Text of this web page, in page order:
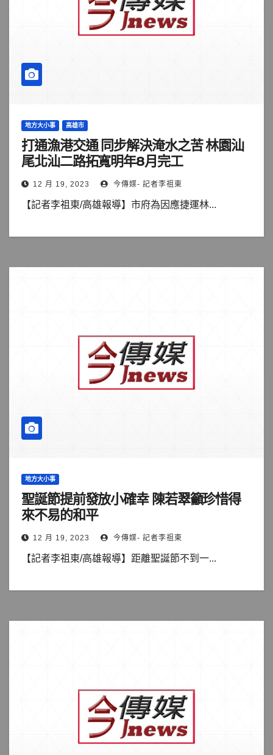
地方大小事 高雄市
打通漁港交通 同步解決淹水之苦 林園汕
尾北汕二路拓寬明年8月完工
12 月 19, 2023 今傳媒- 記者李祖東
【記者李祖東/高雄報導】市府為因應捷運林...
地方大小事
聖誕節提前發放小確幸 陳若翠籲珍惜得
來不易的和平
12 月 19, 2023 今傳媒- 記者李祖東
【記者李祖東/高雄報導】距離聖誕節不到一...